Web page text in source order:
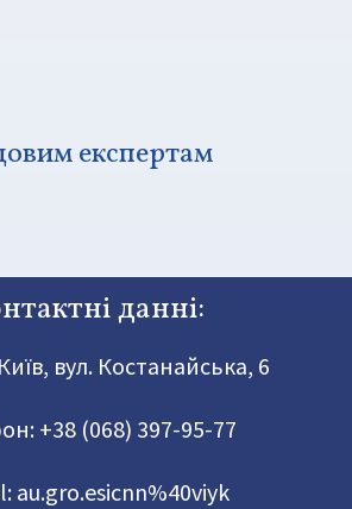
експертам
данні:
вул. Костанайська, 6
+38 (068) 397-95-77
au.gro.esicnn%40viyk